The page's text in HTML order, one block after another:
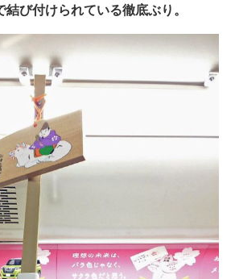
結び付けられている徹底ぶり。